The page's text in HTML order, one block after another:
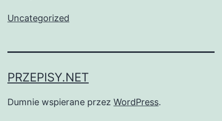
Uncategorized
PRZEPISY.NET
Dumnie wspierane przez WordPress.